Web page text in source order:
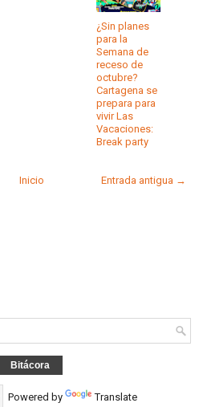
¿Sin planes
para la
Semana de
receso de
octubre?
Cartagena se
prepara para
vivir Las
Vacaciones:
Break party
Entrada antigua →
Inicio
Bitácora
Powered by Translate